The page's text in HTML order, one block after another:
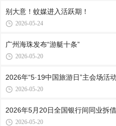
别大意！蚊媒进入活跃期！
2026-05-24
广州海珠发布“游艇十条”
2026-05-20
2026年“5·19中国旅游日”主会场活
2026-05-20
2026年5月20日全国银行间同业拆
2026-05-20